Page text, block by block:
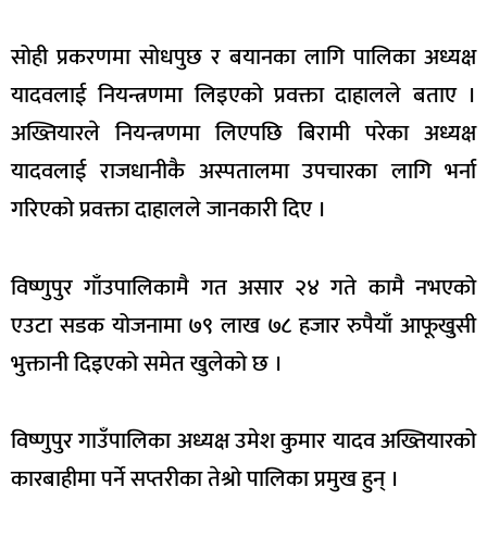
सोही प्रकरणमा सोधपुछ र बयानका लागि पालिका अध्यक्ष
यादवलाई नियन्त्रणमा लिइएको प्रवक्ता दाहालले बताए ।
अख्तियारले नियन्त्रणमा लिएपछि बिरामी परेका अध्यक्ष
यादवलाई राजधानीकै अस्पतालमा उपचारका लागि भर्ना
गरिएको प्रवक्ता दाहालले जानकारी दिए ।
विष्णुपुर गाँउपालिकामै गत असार २४ गते कामै नभएको
एउटा सडक योजनामा ७९ लाख ७८ हजार रुपैयाँ आफूखुसी
भुक्तानी दिइएको समेत खुलेको छ ।
विष्णुपुर गाउँपालिका अध्यक्ष उमेश कुमार यादव अख्तियारको
कारबाहीमा पर्ने सप्तरीका तेश्रो पालिका प्रमुख हुन् ।